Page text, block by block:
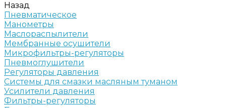
Назад
Пневматическое
Манометры
Маслораспылители
Мембранные осушители
Микрофильтры-регуляторы
Пневмоглушители
Регуляторы давления
Системы для смазки масляным туманом
Усилители давления
Фильтры-регуляторы